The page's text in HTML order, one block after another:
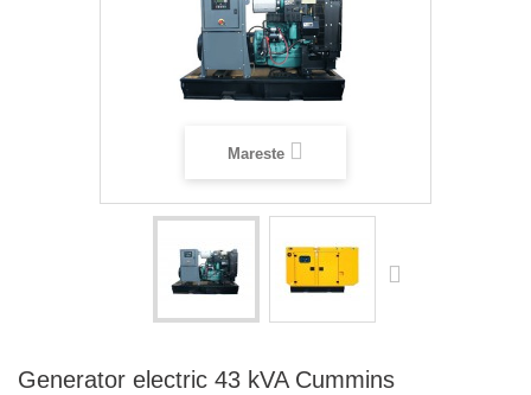
Mareste
Generator electric 43 kVA Cummins